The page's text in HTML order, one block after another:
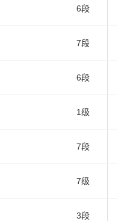
6段
7段
6段
1级
7段
7级
3段